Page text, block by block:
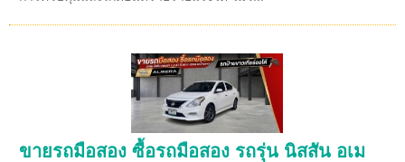
ขายรถมือสอง ซื้อรถมือสอง รถรุ่น นิสสัน อเม